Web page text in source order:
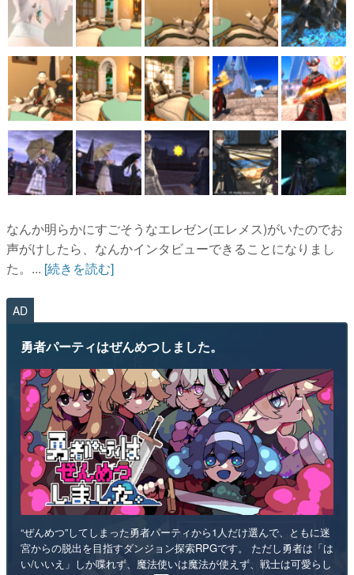
なんか明らかにすごそうなエレゼン(エレメス)がいたのでお
声がけしたら、なんかインタビューできることになりまし
た。... [続きを読む]
AD
勇者パーティはぜんめつしました。
“ぜんめつ”してしまった勇者パーティから1人だけ選んで、ともに迷
宮からの脱出を目指すダンジョン探索RPGです。 ただし勇者は「は
い/いいえ」しか喋れず、魔法使いは魔法が使えず、戦士は可愛らし